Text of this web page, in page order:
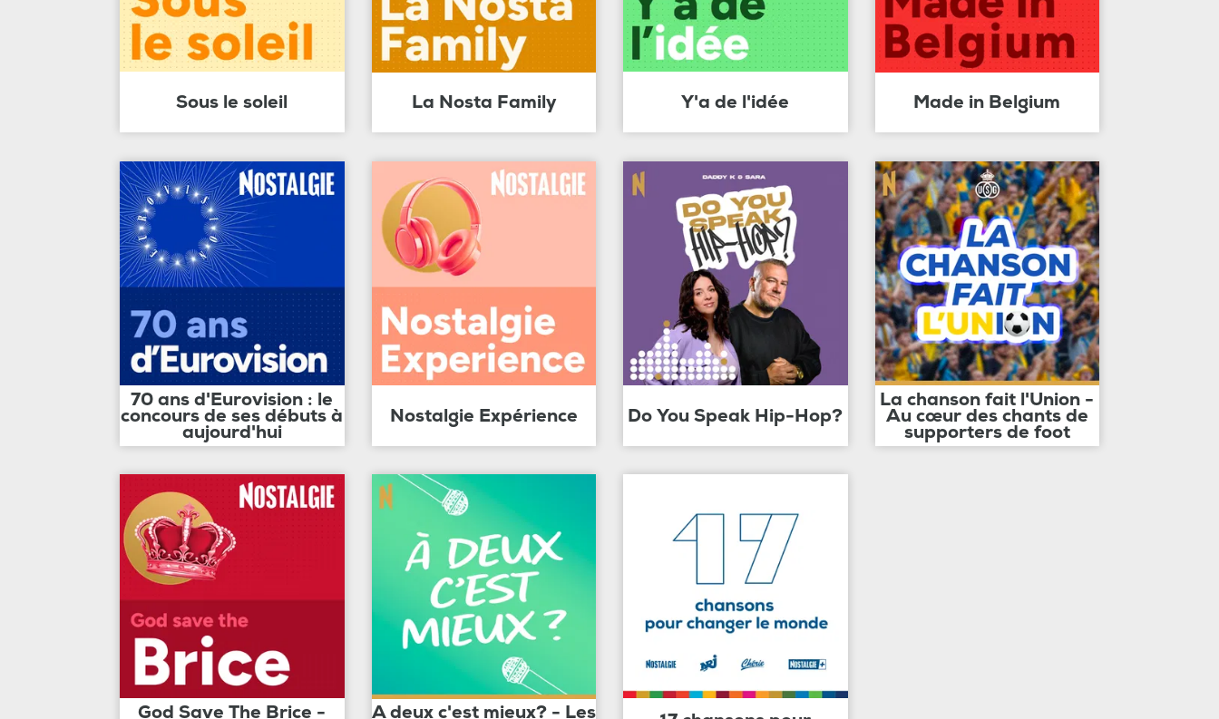
Sous le soleil La Nosta Family Y'a de l'idée Made in Belgium
70 ans d'Eurovision : le
concours de ses débuts à
aujourd'hui
Nostalgie Expérience Do You Speak Hip-Hop?
La chanson fait l'Union -
Au cœur des chants de
supporters de foot
God Save The Brice - A deux c'est mieux? - Les